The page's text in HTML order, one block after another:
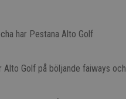
har Pestana Alto Golf
Golf på böljande faiways och